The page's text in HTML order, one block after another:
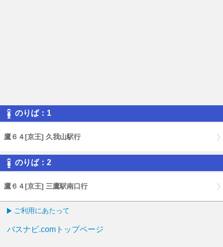
のりば：1
鷹６４[京王] 久我山駅行
のりば：2
鷹６４[京王] 三鷹駅南口行
ご利用にあたって
バスナビ.comトップページ